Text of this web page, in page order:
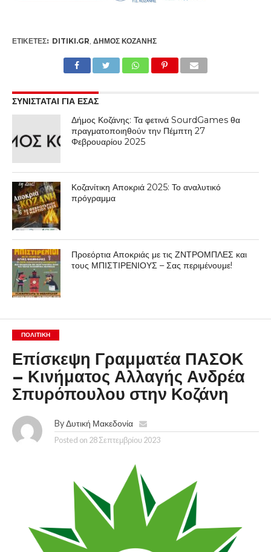
ΕΤΙΚΕΤΕΣ: DITIKI.GR, ΔΉΜΟΣ ΚΟΖΆΝΗΣ
ΣΥΝΙΣΤΑΤΑΙ ΓΙΑ ΕΣΑΣ
Δήμος Κοζάνης: Τα φετινά SourdGames θα
πραγματοποιηθούν την Πέμπτη 27
Φεβρουαρίου 2025
Κοζανίτικη Αποκριά 2025: Το αναλυτικό
πρόγραμμα
Προεόρτια Αποκριάς με τις ΖΝΤΡΟΜΠΛΕΣ και
τους ΜΠΙΣΤΙΡΕΝΙΟΥΣ – Σας περιμένουμε!
ΠΟΛΙΤΙΚΉ
Επίσκεψη Γραμματέα ΠΑΣΟΚ
– Κινήματος Αλλαγής Ανδρέα
Σπυρόπουλου στην Κοζάνη
By Δυτική Μακεδονία
Posted on 28 Σεπτεμβρίου 2023